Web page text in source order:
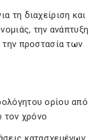
τη διαχείριση και
την ανάπτυξη
προστασία των
ορίου από
τον χρόνο